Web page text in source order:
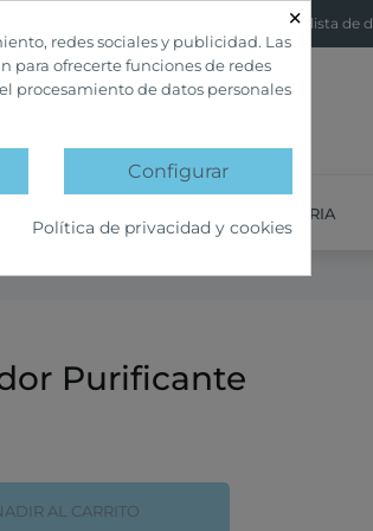
Mi lista de
VETERINARIA
Purificante
AL CARRITO
×
redes sociales y publicidad. Las
para ofrecerte funciones de redes
procesamiento de datos personales
Configurar
Política de privacidad y cookies